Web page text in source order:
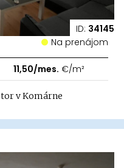
ID: 34145
Na prenájom
11,50/mes. €/m²
v Komárne